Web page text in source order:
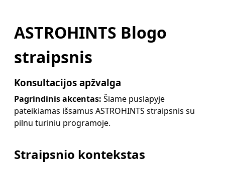
ASTROHINTS Blogo
straipsnis
Konsultacijos apžvalga
Pagrindinis akcentas: Šiame puslapyje
pateikiamas išsamus ASTROHINTS straipsnis su
pilnu turiniu programoje.
Straipsnio kontekstas